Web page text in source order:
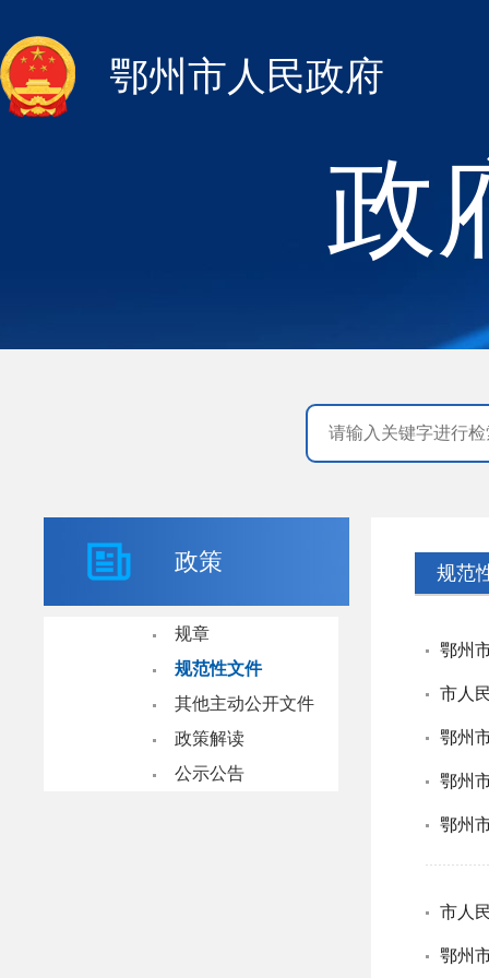
政
鄂州市人民政府
政策
规章
规范性文件
其他主动公开文件
政策解读
公示公告
规范
鄂州
鄂州